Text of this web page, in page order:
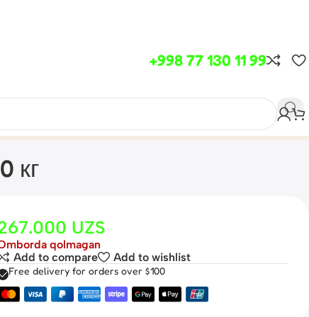
+998 77 130 11 99
кг
UZS
qolmagan
Add to compare
Add to wishlist
Free delivery for orders over $100